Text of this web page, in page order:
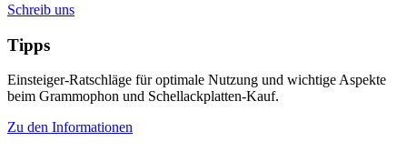
Schreib uns
Tipps
Einsteiger-Ratschläge für optimale Nutzung und wichtige Aspekte
beim Grammophon und Schellackplatten-Kauf.
Zu den Informationen